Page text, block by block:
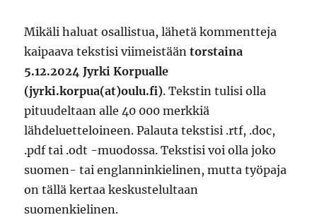
Mikäli haluat osallistua, lähetä kommentteja
kaipaava tekstisi viimeistääntorstaina
5.12.2024 Jyrki Korpualle
(jyrki.korpua(at)oulu.fi). Tekstin tulisi olla
pituudeltaan alle 40 000 merkkiä
lähdeluetteloineen. Palauta tekstisi .rtf, .doc,
.pdf tai .odt -muodossa. Tekstisi voi olla joko
suomen- tai englanninkielinen, mutta työpaja
on tällä kertaa keskustelultaan
suomenkielinen.